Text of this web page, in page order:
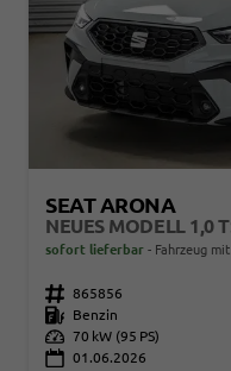
SEAT ARONA
NEUES MODELL 1,0
sofort lieferbar Fahrzeug
Fahrzeugnr. 865856
Kraftstoff
Benzin
Leistung 70 kW (95 PS)
01.06.2026